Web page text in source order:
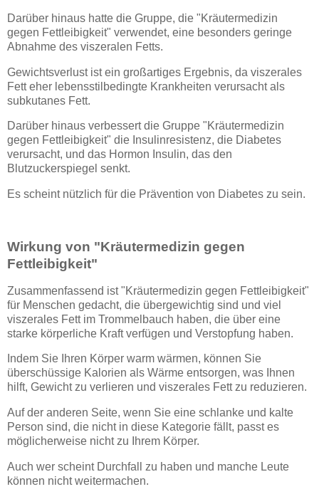
Darüber hinaus hatte die Gruppe, die "Kräutermedizin
gegen Fettleibigkeit" verwendet, eine besonders geringe
Abnahme des viszeralen Fetts.
Gewichtsverlust ist ein großartiges Ergebnis, da viszerales
Fett eher lebensstilbedingte Krankheiten verursacht als
subkutanes Fett.
Darüber hinaus verbessert die Gruppe "Kräutermedizin
gegen Fettleibigkeit" die Insulinresistenz, die Diabetes
verursacht, und das Hormon Insulin, das den
Blutzuckerspiegel senkt.
Es scheint nützlich für die Prävention von Diabetes zu sein.
Wirkung von "Kräutermedizin gegen
Fettleibigkeit"
Zusammenfassend ist "Kräutermedizin gegen Fettleibigkeit"
für Menschen gedacht, die übergewichtig sind und viel
viszerales Fett im Trommelbauch haben, die über eine
starke körperliche Kraft verfügen und Verstopfung haben.
Indem Sie Ihren Körper warm wärmen, können Sie
überschüssige Kalorien als Wärme entsorgen, was Ihnen
hilft, Gewicht zu verlieren und viszerales Fett zu reduzieren.
Auf der anderen Seite, wenn Sie eine schlanke und kalte
Person sind, die nicht in diese Kategorie fällt, passt es
möglicherweise nicht zu Ihrem Körper.
Auch wer scheint Durchfall zu haben und manche Leute
können nicht weitermachen.